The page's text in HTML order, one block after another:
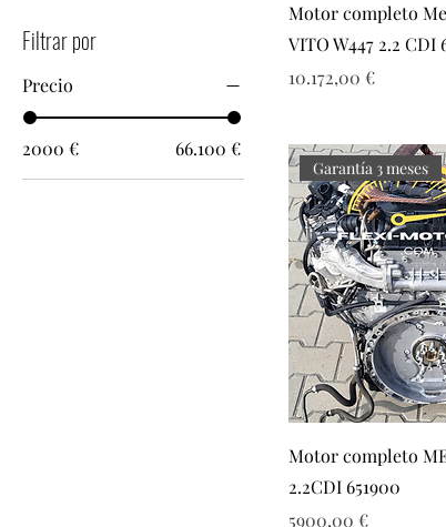
Filtrar por
Precio
2000 € 66.100 €
Motor completo
VITO W447 2.2 CDI
Precio
10.172,00 €
Garantía 3 meses
Motor completo
2.2CDI 651900
Precio
5900,00 €